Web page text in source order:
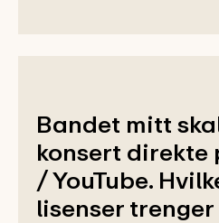
Bandet mitt
konsert direkte
/ YouTube.
lisenser trenger